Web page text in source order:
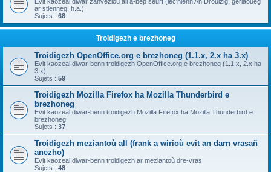
ar stlenneg, h.a.)
Sujets : 68
Troidigezh e brezhoneg
Troidigezh OpenOffice.org e brezhoneg (1.1.x, 2.x ha 3.x)
Evit kaozeal diwar-benn troidigezh OpenOffice.org e brezhoneg (1.1.x, 2.x ha
3.x)
Sujets : 59
Troidigezh Mozilla Firefox ha Mozilla Thunderbird e
brezhoneg
Evit kaozeal diwar-benn troidigezh Mozilla Firefox ha Mozilla Thunderbird e
brezhoneg
Sujets : 37
Troidigezh meziantoù all (frank a wirioù evit an darn vrasañ
anezho)
Evit kaozeal diwar-benn troidigezh ar meziantoù dre-vras
Sujets : 48